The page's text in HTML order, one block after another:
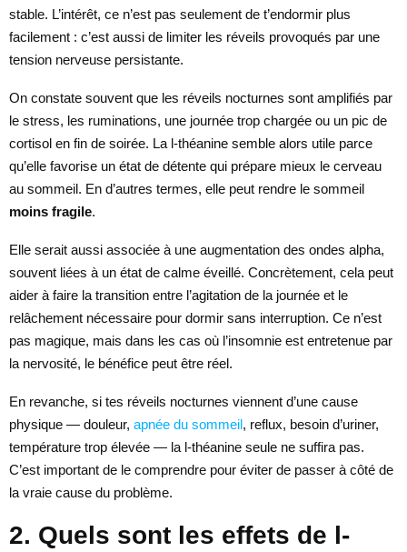
stable. L’intérêt, ce n’est pas seulement de t’endormir plus
facilement : c’est aussi de limiter les réveils provoqués par une
tension nerveuse persistante.
On constate souvent que les réveils nocturnes sont amplifiés par
le stress, les ruminations, une journée trop chargée ou un pic de
cortisol en fin de soirée. La l-théanine semble alors utile parce
qu’elle favorise un état de détente qui prépare mieux le cerveau
au sommeil. En d’autres termes, elle peut rendre le sommeil
moins fragile.
Elle serait aussi associée à une augmentation des ondes alpha,
souvent liées à un état de calme éveillé. Concrètement, cela peut
aider à faire la transition entre l’agitation de la journée et le
relâchement nécessaire pour dormir sans interruption. Ce n’est
pas magique, mais dans les cas où l’insomnie est entretenue par
la nervosité, le bénéfice peut être réel.
En revanche, si tes réveils nocturnes viennent d’une cause
physique — douleur, apnée du sommeil, reflux, besoin d’uriner,
température trop élevée — la l-théanine seule ne suffira pas.
C’est important de le comprendre pour éviter de passer à côté de
la vraie cause du problème.
2. Quels sont les effets de l-